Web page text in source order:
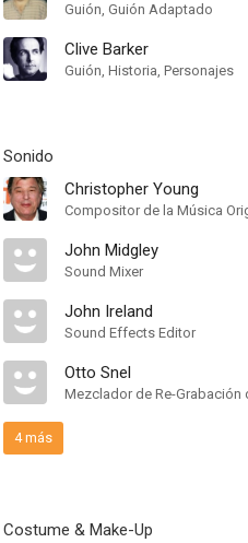
Guión, Guión Adaptado
Clive Barker
Guión, Historia, Personajes
Sonido
Christopher Young
Compositor de la Música
John Midgley
Sound Mixer
John Ireland
Sound Effects Editor
Otto Snel
Mezclador de Re-Grabación
4 más
Costume & Make-Up